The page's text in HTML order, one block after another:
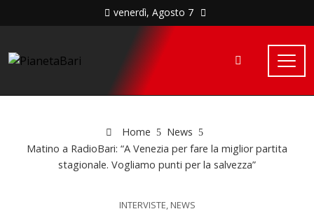
venerdì, Agosto 7
Home
News
Matino a RadioBari: “A Venezia per fare la miglior partita
stagionale. Vogliamo punti per la salvezza”
INTERVISTE, NEWS